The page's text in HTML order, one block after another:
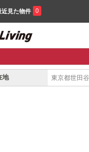
近見た物件 0
地 東京都世田